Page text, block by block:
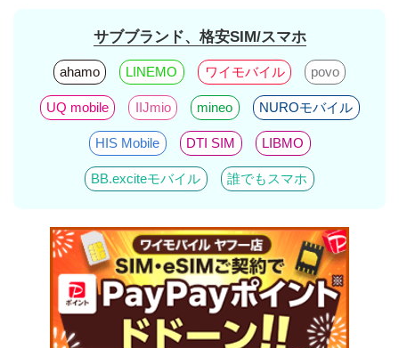
サブブランド、格安SIM/スマホ
ahamo LINEMO ワイモバイル povo
UQ mobile IIJmio mineo NUROモバイル
HIS Mobile DTI SIM LIBMO
BB.exciteモバイル 誰でもスマホ